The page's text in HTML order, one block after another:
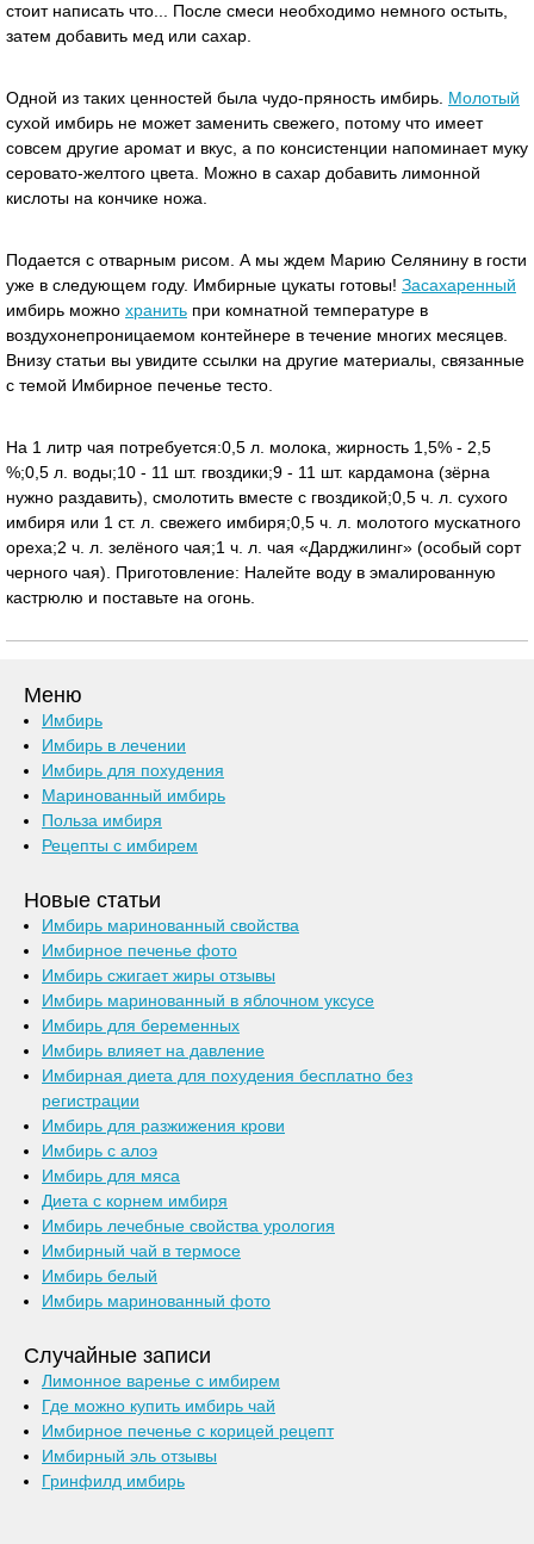
стоит написать что... После смеси необходимо немного остыть,
затем добавить мед или сахар.
Одной из таких ценностей была чудо-пряность имбирь. Молотый
сухой имбирь не может заменить свежего, потому что имеет
совсем другие аромат и вкус, а по консистенции напоминает муку
серовато-желтого цвета. Можно в сахар добавить лимонной
кислоты на кончике ножа.
Подается с отваpным pисом. А мы ждем Марию Селянину в гости
уже в следующем году. Имбирные цукаты готовы! Засахаренный
имбирь можно хранить при комнатной температуре в
воздухонепроницаемом контейнере в течение многих месяцев.
Внизу статьи вы увидите ссылки на другие материалы, связанные
с темой Имбирное печенье тесто.
На 1 литр чая потребуется:0,5 л. молока, жирность 1,5% - 2,5
%;0,5 л. воды;10 - 11 шт. гвоздики;9 - 11 шт. кардамона (зёрна
нужно раздавить), смолотить вместе с гвоздикой;0,5 ч. л. сухого
имбиря или 1 ст. л. свежего имбиря;0,5 ч. л. молотого мускатного
ореха;2 ч. л. зелёного чая;1 ч. л. чая «Дарджилинг» (особый сорт
черного чая). Приготовление: Налейте воду в эмалированную
кастрюлю и поставьте на огонь.
Меню
Имбирь
Имбирь в лечении
Имбирь для похудения
Маринованный имбирь
Польза имбиря
Рецепты с имбирем
Новые статьи
Имбирь маринованный свойства
Имбирное печенье фото
Имбирь сжигает жиры отзывы
Имбирь маринованный в яблочном уксусе
Имбирь для беременных
Имбирь влияет на давление
Имбирная диета для похудения бесплатно без
регистрации
Имбирь для разжижения крови
Имбирь с алоэ
Имбирь для мяса
Диета с корнем имбиря
Имбирь лечебные свойства урология
Имбирный чай в термосе
Имбирь белый
Имбирь маринованный фото
Случайные записи
Лимонное варенье с имбирем
Где можно купить имбирь чай
Имбирное печенье с корицей рецепт
Имбирный эль отзывы
Гринфилд имбирь